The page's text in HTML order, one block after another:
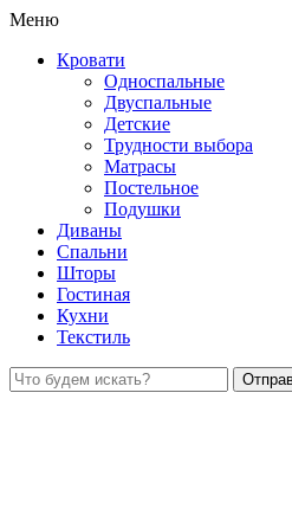
Меню
Кровати
Односпальные
Двуспальные
Детские
Трудности выбора
Матрасы
Постельное
Подушки
Диваны
Спальни
Шторы
Гостиная
Кухни
Текстиль